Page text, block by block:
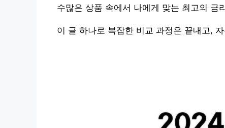
수많은 상품 속에서 나에게 맞는 최고의 금
이 글 하나로 복잡한 비교 과정은 끝내고,